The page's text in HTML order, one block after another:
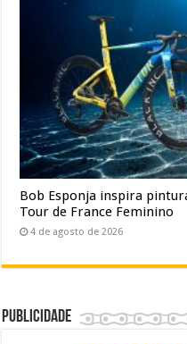
Bob Esponja inspira
Tour de France Feminino
4 de agosto de 2026
Publicidade